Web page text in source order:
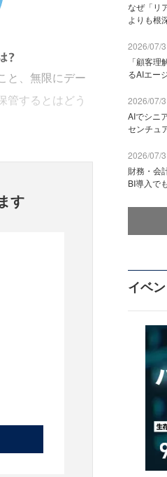
と、無限にデー
管するとはどう
す
なぜ「リ
よりも根
2026/07/
「顧客
るAIエー
2026/07/
AIでシニ
センチュ
2026/07/
財務・会
BI導入で
イベ